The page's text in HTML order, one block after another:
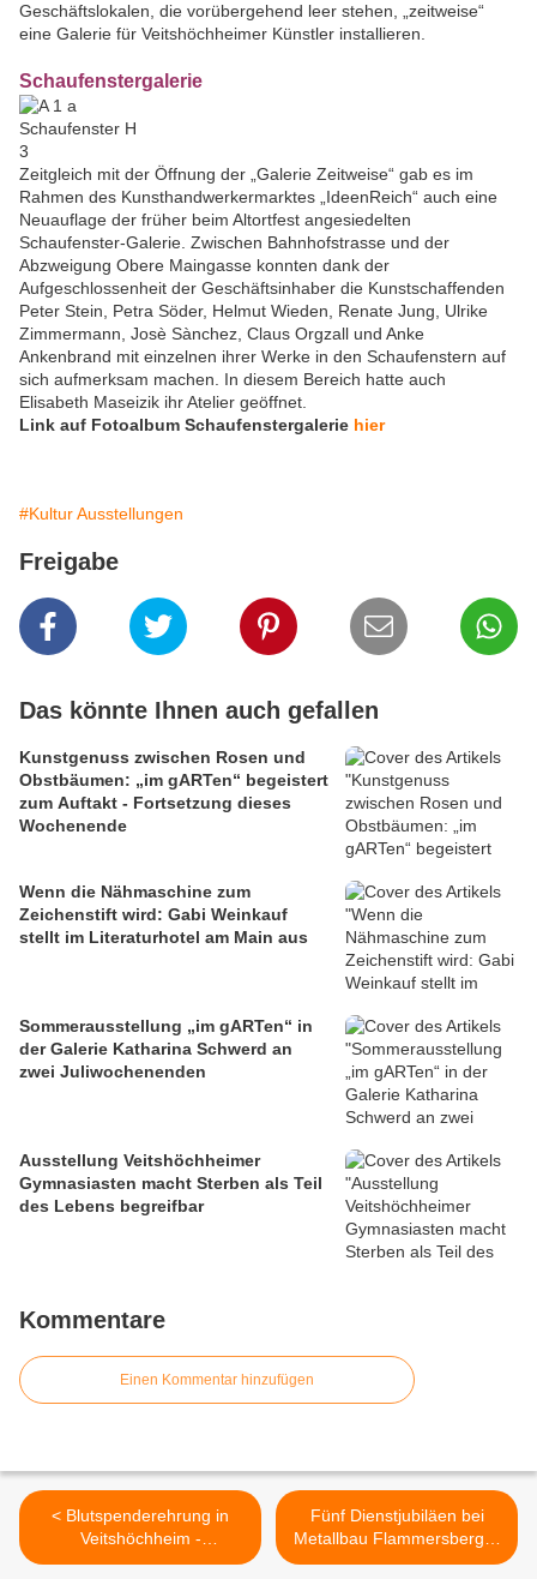
Geschäftslokalen, die vorübergehend leer stehen, „zeitweise“
eine Galerie für Veitshöchheimer Künstler installieren.
Schaufenstergalerie
Zeitgleich mit der Öffnung der „Galerie Zeitweise“ gab es im
Rahmen des Kunsthandwerkermarktes „IdeenReich“ auch eine
Neuauflage der früher beim Altortfest angesiedelten
Schaufenster-Galerie. Zwischen Bahnhofstrasse und der
Abzweigung Obere Maingasse konnten dank der
Aufgeschlossenheit der Geschäftsinhaber die Kunstschaffenden
Peter Stein, Petra Söder, Helmut Wieden, Renate Jung, Ulrike
Zimmermann, Josè Sànchez, Claus Orgzall und Anke
Ankenbrand mit einzelnen ihrer Werke in den Schaufenstern auf
sich aufmerksam machen. In diesem Bereich hatte auch
Elisabeth Maseizik ihr Atelier geöffnet.
Link auf Fotoalbum Schaufenstergalerie hier
#Kultur Ausstellungen
Freigabe
Das könnte Ihnen auch gefallen
Kunstgenuss zwischen Rosen und
Obstbäumen: „im gARTen“ begeistert
zum Auftakt - Fortsetzung dieses
Wochenende
Wenn die Nähmaschine zum
Zeichenstift wird: Gabi Weinkauf
stellt im Literaturhotel am Main aus
Sommerausstellung „im gARTen“ in
der Galerie Katharina Schwerd an
zwei Juliwochenenden
Ausstellung Veitshöchheimer
Gymnasiasten macht Sterben als Teil
des Lebens begreifbar
Kommentare
Einen Kommentar hinzufügen
< Blutspenderehrung in
Veitshöchheim -
Vizepräsident des
Fünf Dienstjubiläen bei
Metallbau Flammersberger
>